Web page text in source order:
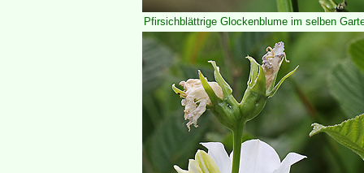
Pfirsichblättrige Glockenblume im selben